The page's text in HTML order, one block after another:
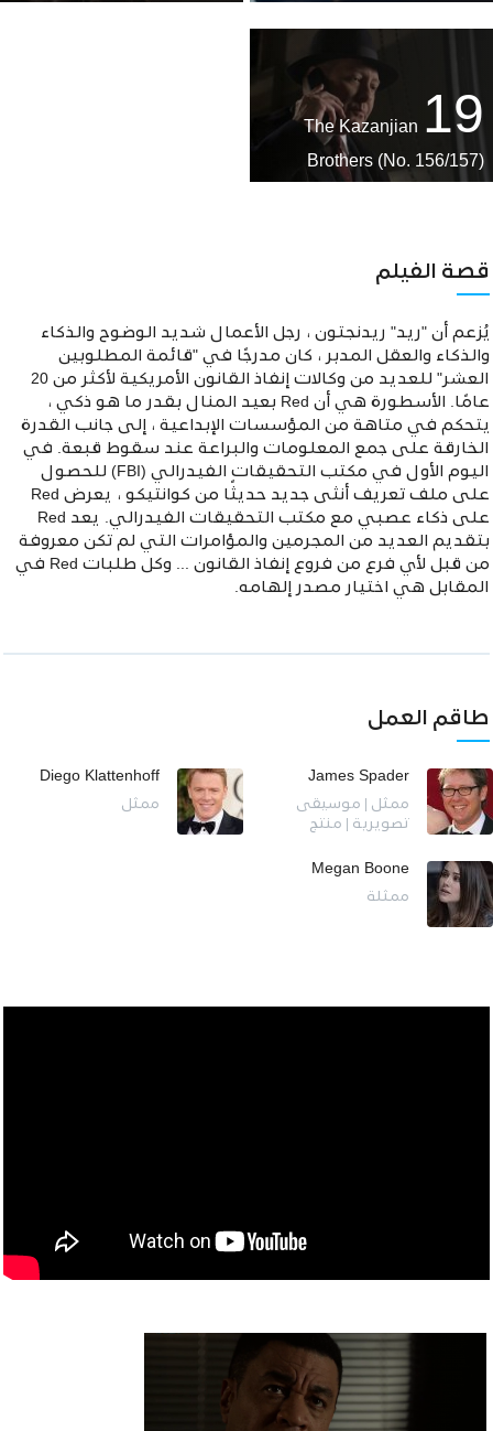
19
The Kazanjian
Brothers (No. 156/157)
قصة الفيلم
يُزعم أن "ريد" ريدنجتون ، رجل الأعمال شديد الوضوح والذكاء
والذكاء والعقل المدبر ، كان مدرجًا في "قائمة المطلوبين
العشر" للعديد من وكالات إنفاذ القانون الأمريكية لأكثر من 20
عامًا. الأسطورة هي أن Red بعيد المنال بقدر ما هو ذكي ،
يتحكم في متاهة من المؤسسات الإبداعية ، إلى جانب القدرة
الخارقة على جمع المعلومات والبراعة عند سقوط قبعة. في
اليوم الأول في مكتب التحقيقات الفيدرالي (FBI) للحصول
على ملف تعريف أنثى جديد حديثًا من كوانتيكو ، يعرض Red
على ذكاء عصبي مع مكتب التحقيقات الفيدرالي. يعد Red
بتقديم العديد من المجرمين والمؤامرات التي لم تكن معروفة
من قبل لأي فرع من فروع إنفاذ القانون ... وكل طلبات Red في
المقابل هي اختيار مصدر إلهامه.
طاقم العمل
James Spader
ممثل | موسيقى
تصويرية | منتج
Diego Klattenhoff
ممثل
Megan Boone
ممثلة